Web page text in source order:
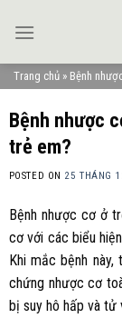
Trang chủ » Bệnh
Bệnh nhược
trẻ em?
POSTED ON 25 THÁNG
Bệnh nhược cơ ở
cơ với các biểu
Khi mắc bệnh
chứng nhược cơ
bị suy hô hấp và tử